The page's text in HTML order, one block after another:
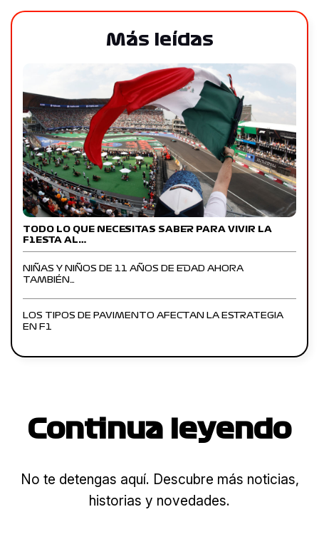
Más leídas
TODO LO QUE NECESITAS SABER PARA VIVIR LA
F1ESTA AL…
NIÑAS Y NIÑOS DE 11 AÑOS DE EDAD AHORA
TAMBIÉN…
LOS TIPOS DE PAVIMENTO AFECTAN LA ESTRATEGIA
EN F1
Continua leyendo
No te detengas aquí. Descubre más noticias,
historias y novedades.